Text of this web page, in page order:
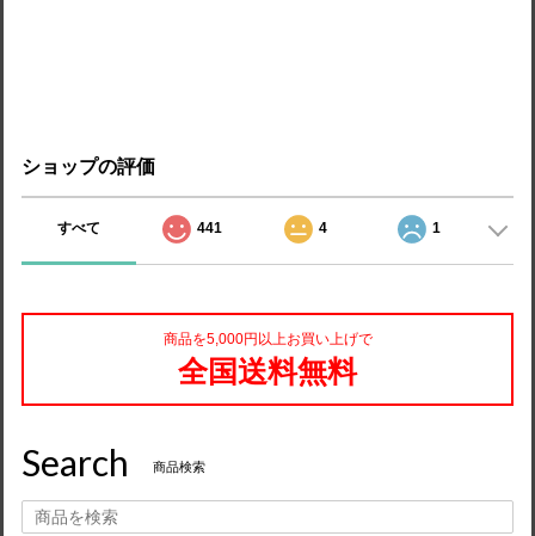
ショップの評価
すべて 441 4 1
商品を5,000円以上お買い上げで
全国送料無料
Search 商品検索